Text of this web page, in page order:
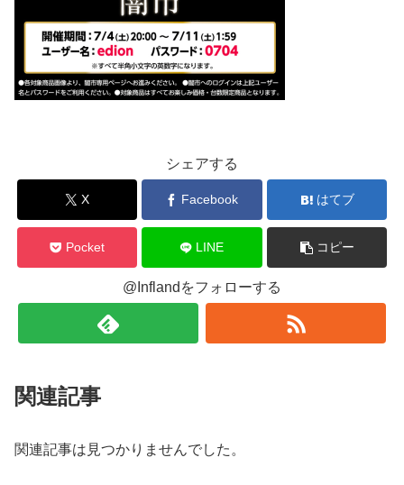
シェアする
X Facebook はてブ
Pocket LINE コピー
@Inflandをフォローする
関連記事
関連記事は見つかりませんでした。